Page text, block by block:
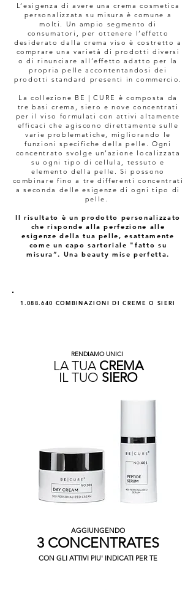
L’esigenza di avere una crema cosmetica
personalizzata su misura è comune a
molti. Un ampio segmento di
consumatori, per ottenere l’effetto
desiderato dalla crema viso è costretto a
comprare una varietà di prodotti diversi
o di rinunciare all’effetto adatto per la
propria pelle accontentandosi dei
prodotti standard presenti in commercio.
La collezione BE | CURE è composta da
tre basi crema, siero e nove concentrati
per il viso formulati con attivi altamente
efficaci che agiscono direttamente sulle
varie problematiche, migliorando le
funzioni specifiche della pelle. Ogni
concentrato svolge un’azione localizzata
su ogni tipo di cellula, tessuto e
elemento della pelle. Si possono
combinare fino a tre differenti concentrati
a seconda delle esigenze di ogni tipo di
pelle.
​Il risultato è un prodotto personalizzato
che risponde alla perfezione alle
esigenze della tua pelle, esattamente
come un capo sartoriale "fatto su
misura”. Una beauty mise perfetta.
1.088.640 COMBINAZIONI DI CREME O SIERI
RENDIAMO UNICI
LA TUA CREMA
IL TUO SIERO
AGGIUNGENDO
3 CONCENTRATES
CON GLI ATTIVI PIU' INDICATI PER TE